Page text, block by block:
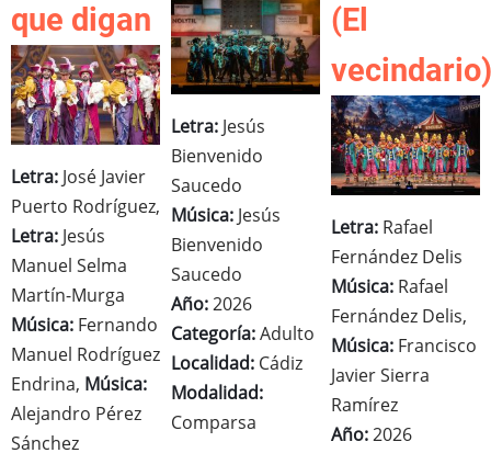
que digan
Letra: José Javier
Puerto Rodríguez,
Letra: Jesús
Manuel Selma
Martín-Murga
Música: Fernando
Manuel Rodríguez
Endrina, Música:
Alejandro Pérez
Sánchez
Letra: Jesús
Bienvenido
Saucedo
Música: Jesús
Bienvenido
Saucedo
Año:2026
Categoría:Adulto
Localidad: Cádiz
Modalidad:
Comparsa
(El
vecindario)
Letra: Rafael
Fernández Delis
Música: Rafael
Fernández Delis,
Música: Francisco
Javier Sierra
Ramírez
Año:2026